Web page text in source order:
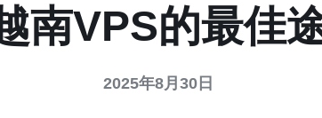
南VPS的最佳
2025年8月30日